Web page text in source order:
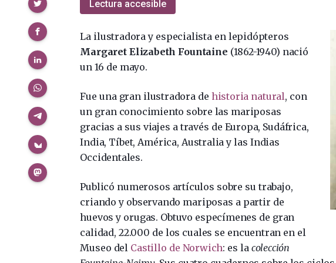
Lectura accesible
La ilustradora y especialista en lepidópteros
Margaret Elizabeth Fountaine (1862-1940) nació
un 16 de mayo.
Fue una gran ilustradora de historia natural, con
un gran conocimiento sobre las mariposas
gracias a sus viajes a través de Europa, Sudáfrica,
India, Tíbet, América, Australia y las Indias
Occidentales.
Publicó numerosos artículos sobre su trabajo,
criando y observando mariposas a partir de
huevos y orugas. Obtuvo especímenes de gran
calidad, 22.000 de los cuales se encuentran en el
Museo del Castillo de Norwich: es la colección